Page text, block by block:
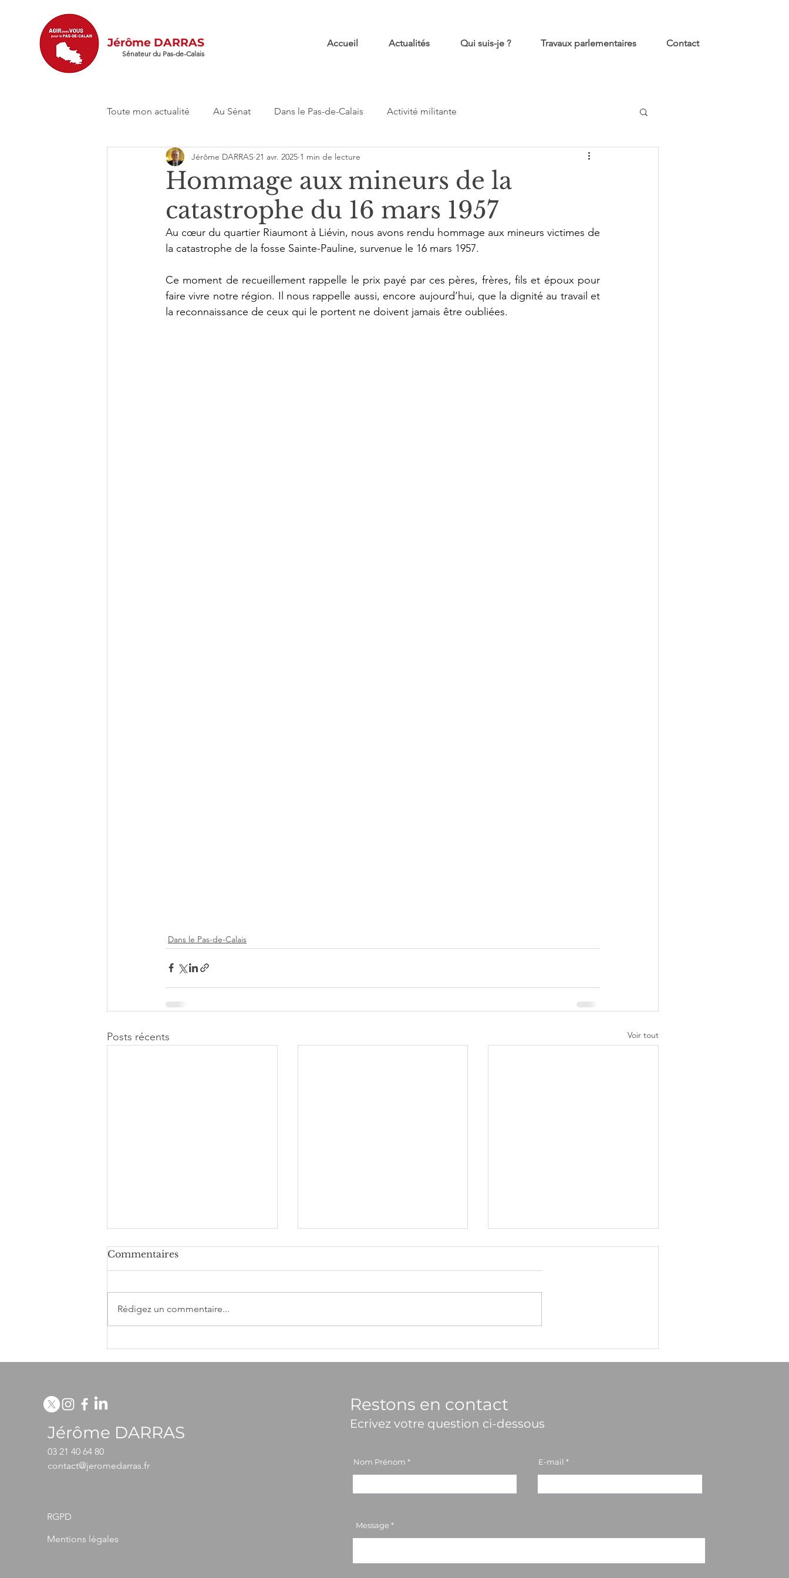
Jérôme DARRAS
Sénateur du Pas-de-Calais
Accueil Actualités Qui suis-je ? Travaux parlementaires Contact
Toute mon actualité Au Sénat Dans le Pas-de-Calais Activité militante
Hommage aux mineurs de la
catastrophe du 16 mars 1957
Jérôme DARRAS 21 avr. 2025 1 min de lecture
Au cœur du quartier Riaumont à Liévin, nous avons rendu hommage aux mineurs victimes de
la catastrophe de la fosse Sainte-Pauline, survenue le 16 mars 1957.
Ce moment de recueillement rappelle le prix payé par ces pères, frères, fils et époux pour
faire vivre notre région. Il nous rappelle aussi, encore aujourd’hui, que la dignité au travail et
la reconnaissance de ceux qui le portent ne doivent jamais être oubliées.
Dans le Pas-de-Calais
Posts récents Voir tout
Edito du mois de juin
Commentaires
Rédigez un commentaire...
Jérôme DARRAS
03 21 40 64 80
contact@jeromedarras.fr
RGPD
Mentions légales
Restons en contact
Ecrivez votre question ci-dessous
Nom Prénom E-mail
Message